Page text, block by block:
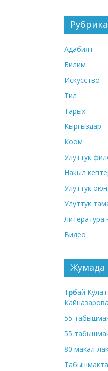
Адабият
Билим
Искусство
Тил
Тарых
Кыргыздар
Коом
Улуттук
Накыл
Улуттук
Улуттук
Литература
Видео
Жумада
Төрөбай
55
55
80 макал-